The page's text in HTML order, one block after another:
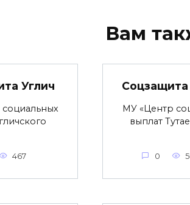
Вам
Углич
467
Соцзащита
МУ «Центр
выплат
0